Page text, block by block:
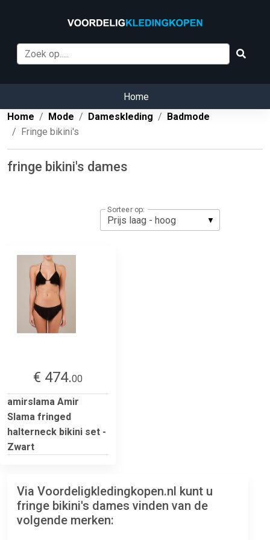
Home
Home
Mode Dameskleding
Badmode
Fringe bikini's
fringe bikini's dames
Sorteer op:
€ 474.00
amirslama Amir
Slama fringed
halterneck bikini set -
Zwart
Via Voordeligkledingkopen.nl kunt u
fringe bikini's dames vinden van de
volgende merken: